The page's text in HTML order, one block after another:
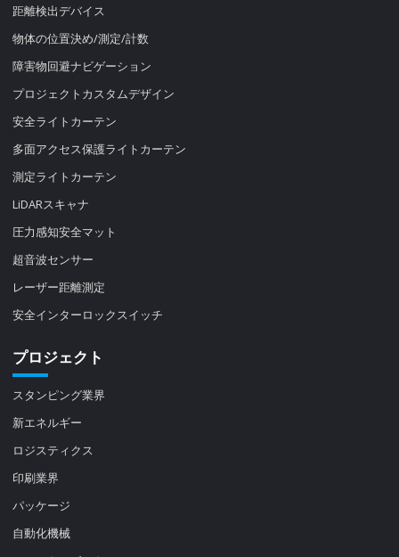
距離検出デバイス
物体の位置決め/測定/計数
障害物回避ナビゲーション
プロジェクトカスタムデザイン
安全ライトカーテン
多面アクセス保護ライトカーテン
測定ライトカーテン
LiDARスキャナ
圧力感知安全マット
超音波センサー
レーザー距離測定
安全インターロックスイッチ
プロジェクト
スタンピング業界
新エネルギー
ロジスティクス
印刷業界
パッケージ
自動化機械